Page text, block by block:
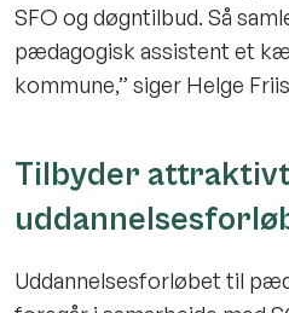
SFO og døgntilbud. Så
pædagogisk assistent et
kommune,” siger Helge
Tilbyder
Uddannelsesforløbet til